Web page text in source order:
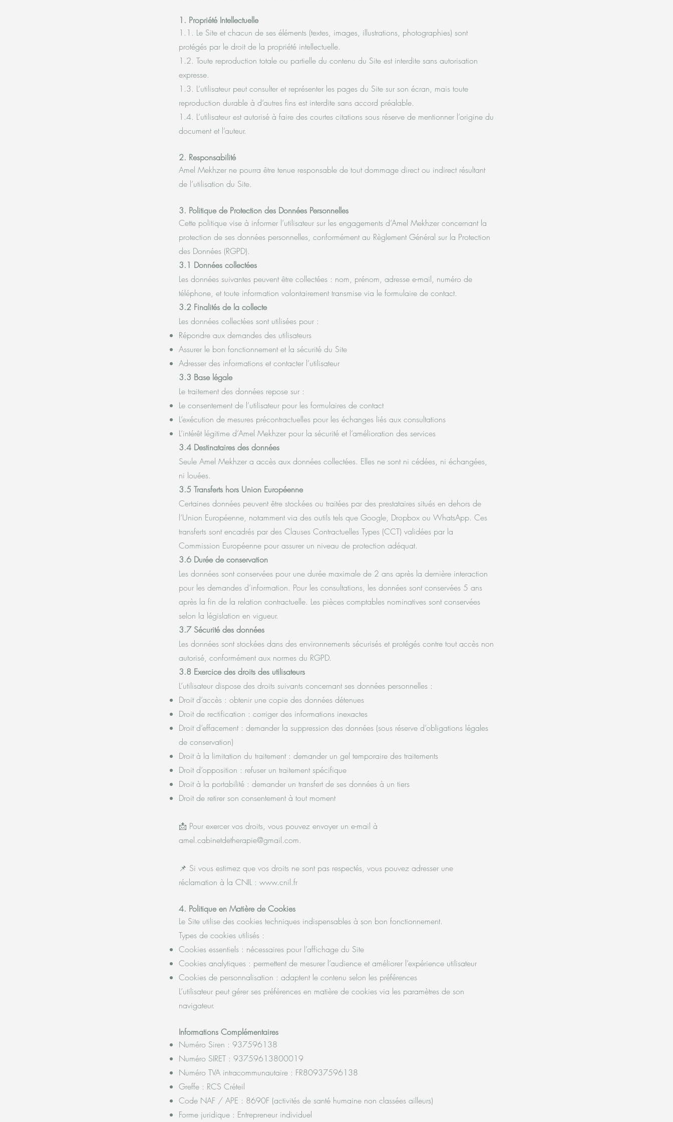
1. Propriété Intellectuelle
1.1. Le Site et chacun de ses éléments (textes, images, illustrations, photographies) sont
protégés par le droit de la propriété intellectuelle.
1.2. Toute reproduction totale ou partielle du contenu du Site est interdite sans autorisation
expresse.
1.3. L’utilisateur peut consulter et représenter les pages du Site sur son écran, mais toute
reproduction durable à d’autres fins est interdite sans accord préalable.
1.4. L’utilisateur est autorisé à faire des courtes citations sous réserve de mentionner l’origine du
document et l’auteur.
2. Responsabilité
Amel Mekhzer ne pourra être tenue responsable de tout dommage direct ou indirect résultant
de l’utilisation du Site.
3. Politique de Protection des Données Personnelles
Cette politique vise à informer l’utilisateur sur les engagements d’Amel Mekhzer concernant la
protection de ses données personnelles, conformément au Règlement Général sur la Protection
des Données (RGPD).
3.1 Données collectées
Les données suivantes peuvent être collectées : nom, prénom, adresse e-mail, numéro de
téléphone, et toute information volontairement transmise via le formulaire de contact.
3.2 Finalités de la collecte
Les données collectées sont utilisées pour :
Répondre aux demandes des utilisateurs
Assurer le bon fonctionnement et la sécurité du Site
Adresser des informations et contacter l’utilisateur
3.3 Base légale
Le traitement des données repose sur :
Le consentement de l’utilisateur pour les formulaires de contact
L’exécution de mesures précontractuelles pour les échanges liés aux consultations
L’intérêt légitime d’Amel Mekhzer pour la sécurité et l’amélioration des services
3.4 Destinataires des données
Seule Amel Mekhzer a accès aux données collectées. Elles ne sont ni cédées, ni échangées,
ni louées.
3.5 Transferts hors Union Européenne
Certaines données peuvent être stockées ou traitées par des prestataires situés en dehors de
l’Union Européenne, notamment via des outils tels que Google, Dropbox ou WhatsApp. Ces
transferts sont encadrés par des Clauses Contractuelles Types (CCT) validées par la
Commission Européenne pour assurer un niveau de protection adéquat.
3.6 Durée de conservation
Les données sont conservées pour une durée maximale de 2 ans après la dernière interaction
pour les demandes d’information. Pour les consultations, les données sont conservées 5 ans
après la fin de la relation contractuelle. Les pièces comptables nominatives sont conservées
selon la législation en vigueur.
3.7 Sécurité des données
Les données sont stockées dans des environnements sécurisés et protégés contre tout accès non
autorisé, conformément aux normes du RGPD.
3.8 Exercice des droits des utilisateurs
L’utilisateur dispose des droits suivants concernant ses données personnelles :
Droit d’accès : obtenir une copie des données détenues
Droit de rectification : corriger des informations inexactes
Droit d’effacement : demander la suppression des données (sous réserve d’obligations légales
de conservation)
Droit à la limitation du traitement : demander un gel temporaire des traitements
Droit d’opposition : refuser un traitement spécifique
Droit à la portabilité : demander un transfert de ses données à un tiers
Droit de retirer son consentement à tout moment
📩 Pour exercer vos droits, vous pouvez envoyer un e-mail à
amel.cabinetdetherapie@gmail.com.
📌 Si vous estimez que vos droits ne sont pas respectés, vous pouvez adresser une
réclamation à la CNIL : www.cnil.fr
4. Politique en Matière de Cookies
Le Site utilise des cookies techniques indispensables à son bon fonctionnement.
Types de cookies utilisés :
Cookies essentiels : nécessaires pour l’affichage du Site
Cookies analytiques : permettent de mesurer l’audience et améliorer l’expérience utilisateur
Cookies de personnalisation : adaptent le contenu selon les préférences
L’utilisateur peut gérer ses préférences en matière de cookies via les paramètres de son
navigateur.
Informations Complémentaires
Numéro Siren : 937596138
Numéro SIRET : 93759613800019
Numéro TVA intracommunautaire : FR80937596138
Greffe : RCS Créteil
Code NAF / APE : 8690F (activités de santé humaine non classées ailleurs)
Forme juridique : Entrepreneur individuel